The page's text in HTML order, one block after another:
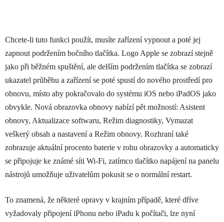
Chcete-li tuto funkci použít, musíte zařízení vypnout a poté jej
zapnout podržením bočního tlačítka. Logo Apple se zobrazí stejně
jako při běžném spuštění, ale delším podržením tlačítka se zobrazí
ukazatel průběhu a zařízení se poté spustí do nového prostředí pro
obnovu, místo aby pokračovalo do systému iOS nebo iPadOS jako
obvykle. Nová obrazovka obnovy nabízí pět možností: Asistent
obnovy, Aktualizace softwaru, Režim diagnostiky, Vymazat
veškerý obsah a nastavení a Režim obnovy. Rozhraní také
zobrazuje aktuální procento baterie v rohu obrazovky a automaticky
se připojuje ke známé síti Wi-Fi, zatímco tlačítko napájení na panelu
nástrojů umožňuje uživatelům pokusit se o normální restart.
To znamená, že některé opravy v krajním případě, které dříve
vyžadovaly připojení iPhonu nebo iPadu k počítači, lze nyní